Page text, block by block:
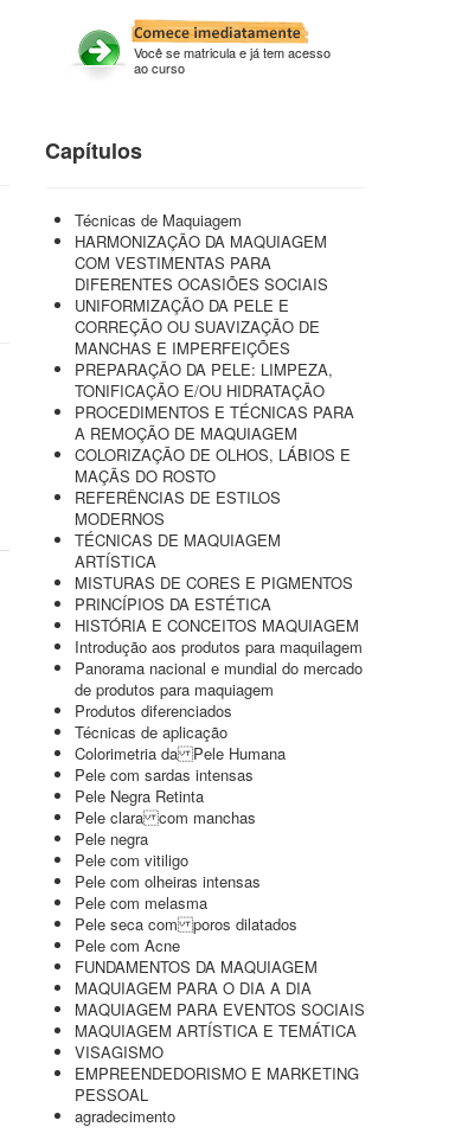
Você se matricula e já tem acesso
ao curso
Capítulos
Técnicas de Maquiagem
HARMONIZAÇÃO DA MAQUIAGEM
COM VESTIMENTAS PARA
DIFERENTES OCASIÕES SOCIAIS
UNIFORMIZAÇÃO DA PELE E
CORREÇÃO OU SUAVIZAÇÃO DE
MANCHAS E IMPERFEIÇÕES
PREPARAÇÃO DA PELE: LIMPEZA,
TONIFICAÇÃO E/OU HIDRATAÇÃO
PROCEDIMENTOS E TÉCNICAS PARA
A REMOÇÃO DE MAQUIAGEM
COLORIZAÇÃO DE OLHOS, LÁBIOS E
MAÇÃS DO ROSTO
REFERÊNCIAS DE ESTILOS
MODERNOS
TÉCNICAS DE MAQUIAGEM
ARTÍSTICA
MISTURAS DE CORES E PIGMENTOS
PRINCÍPIOS DA ESTÉTICA
HISTÓRIA E CONCEITOS MAQUIAGEM
Introdução aos produtos para maquilagem
Panorama nacional e mundial do mercado
de produtos para maquiagem
Produtos diferenciados
Técnicas de aplicação
Colorimetria da Pele Humana
Pele com sardas intensas
Pele Negra Retinta
Pele clara com manchas
Pele negra
Pele com vitiligo
Pele com olheiras intensas
Pele com melasma
Pele seca com poros dilatados
Pele com Acne
FUNDAMENTOS DA MAQUIAGEM
MAQUIAGEM PARA O DIA A DIA
MAQUIAGEM PARA EVENTOS SOCIAIS
MAQUIAGEM ARTÍSTICA E TEMÁTICA
VISAGISMO
EMPREENDEDORISMO E MARKETING
PESSOAL
agradecimento